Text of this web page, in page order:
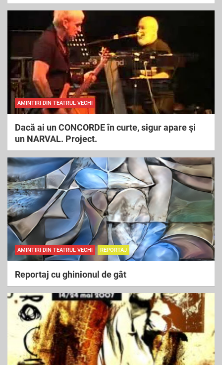
AMINTIRI DIN TEATRUL VECHI
Dacă ai un CONCORDE în curte, sigur apare şi
un NARVAL. Project.
AMINTIRI DIN TEATRUL VECHI REPORTAJ
Reportaj cu ghinionul de gât